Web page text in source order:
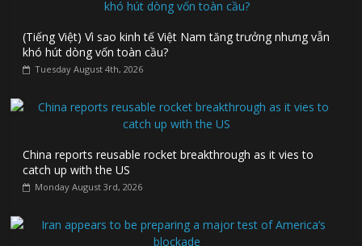
(Tiếng Việt) Vì sao kinh tế Việt Nam tăng trưởng nhưng vẫn
khó hút dòng vốn toàn cầu?
Tuesday August 4th, 2026
China reports reusable rocket breakthrough as it vies to
catch up with the US
Monday August 3rd, 2026